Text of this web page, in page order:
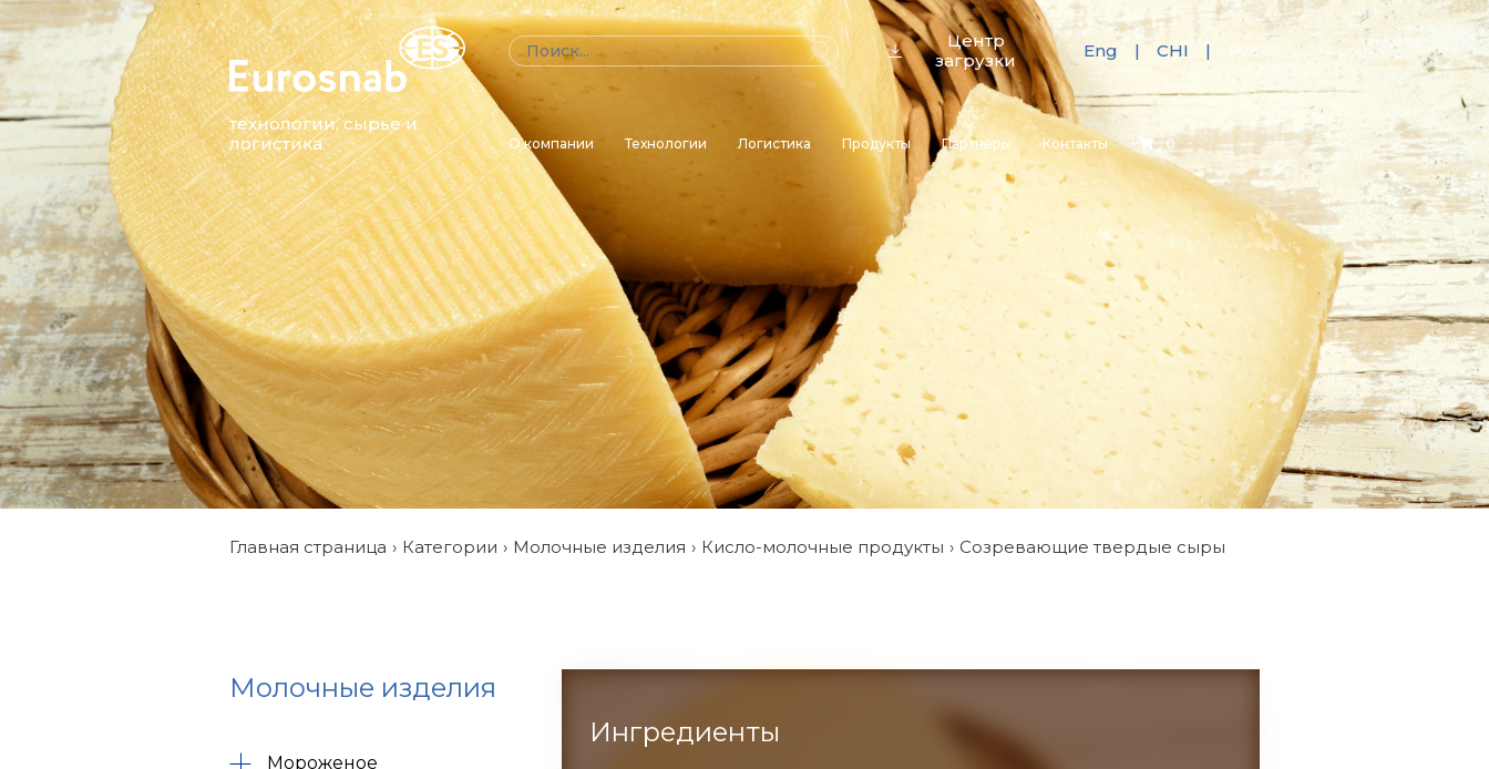
технологии, сырье и
логистика
Центр
загрузки
Eng CHI Рус
О компании Технологии Логистика Продукты Партнеры Контакты 0
Главная страница Категории Молочные изделия Кисло-молочные продукты Созревающие твердые сыры
Молочные изделия
Мороженое
Ингредиенты